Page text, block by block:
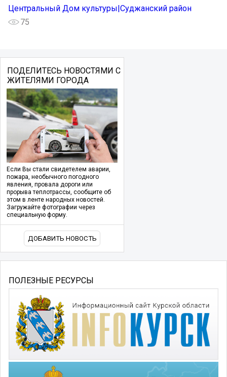
Центральный Дом культуры|Суджанский район
75
ПОДЕЛИТЕСЬ НОВОСТЯМИ С
ЖИТЕЛЯМИ ГОРОДА
Если Вы стали свидетелем аварии,
пожара, необычного погодного
явления, провала дороги или
прорыва теплотрассы, сообщите об
этом в ленте народных новостей.
Загружайте фотографии через
специальную форму.
ДОБАВИТЬ НОВОСТЬ
ПОЛЕЗНЫЕ РЕСУРСЫ